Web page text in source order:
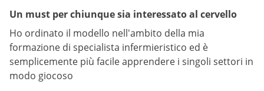
Un must per chiunque sia interessato al cervello
Ho ordinato il modello nell'ambito della mia
formazione di specialista infermieristico ed è
semplicemente più facile apprendere i singoli settori in
modo giocoso